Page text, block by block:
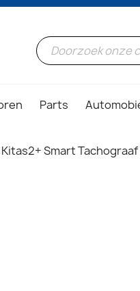
Parts
Kitas2+ Smart